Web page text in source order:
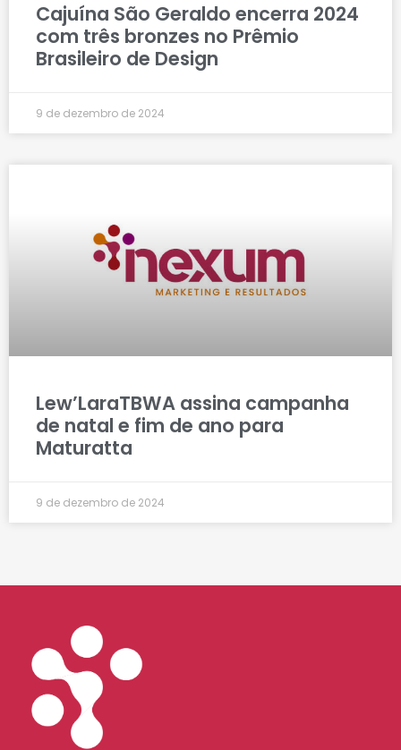
Cajuína São Geraldo encerra 2024
com três bronzes no Prêmio
Brasileiro de Design
9 de dezembro de 2024
Lew’LaraTBWA assina campanha
de natal e fim de ano para
Maturatta
9 de dezembro de 2024